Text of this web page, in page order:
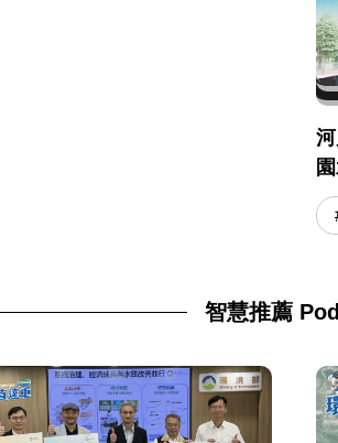
智慧推薦